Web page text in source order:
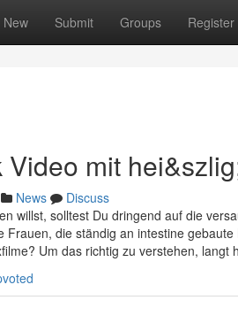
New Submit Groups Register
mit
News
Discuss
willst, solltest Du dringend auf die
Frauen, die ständig an intestine
Um das richtig zu verstehen, langt